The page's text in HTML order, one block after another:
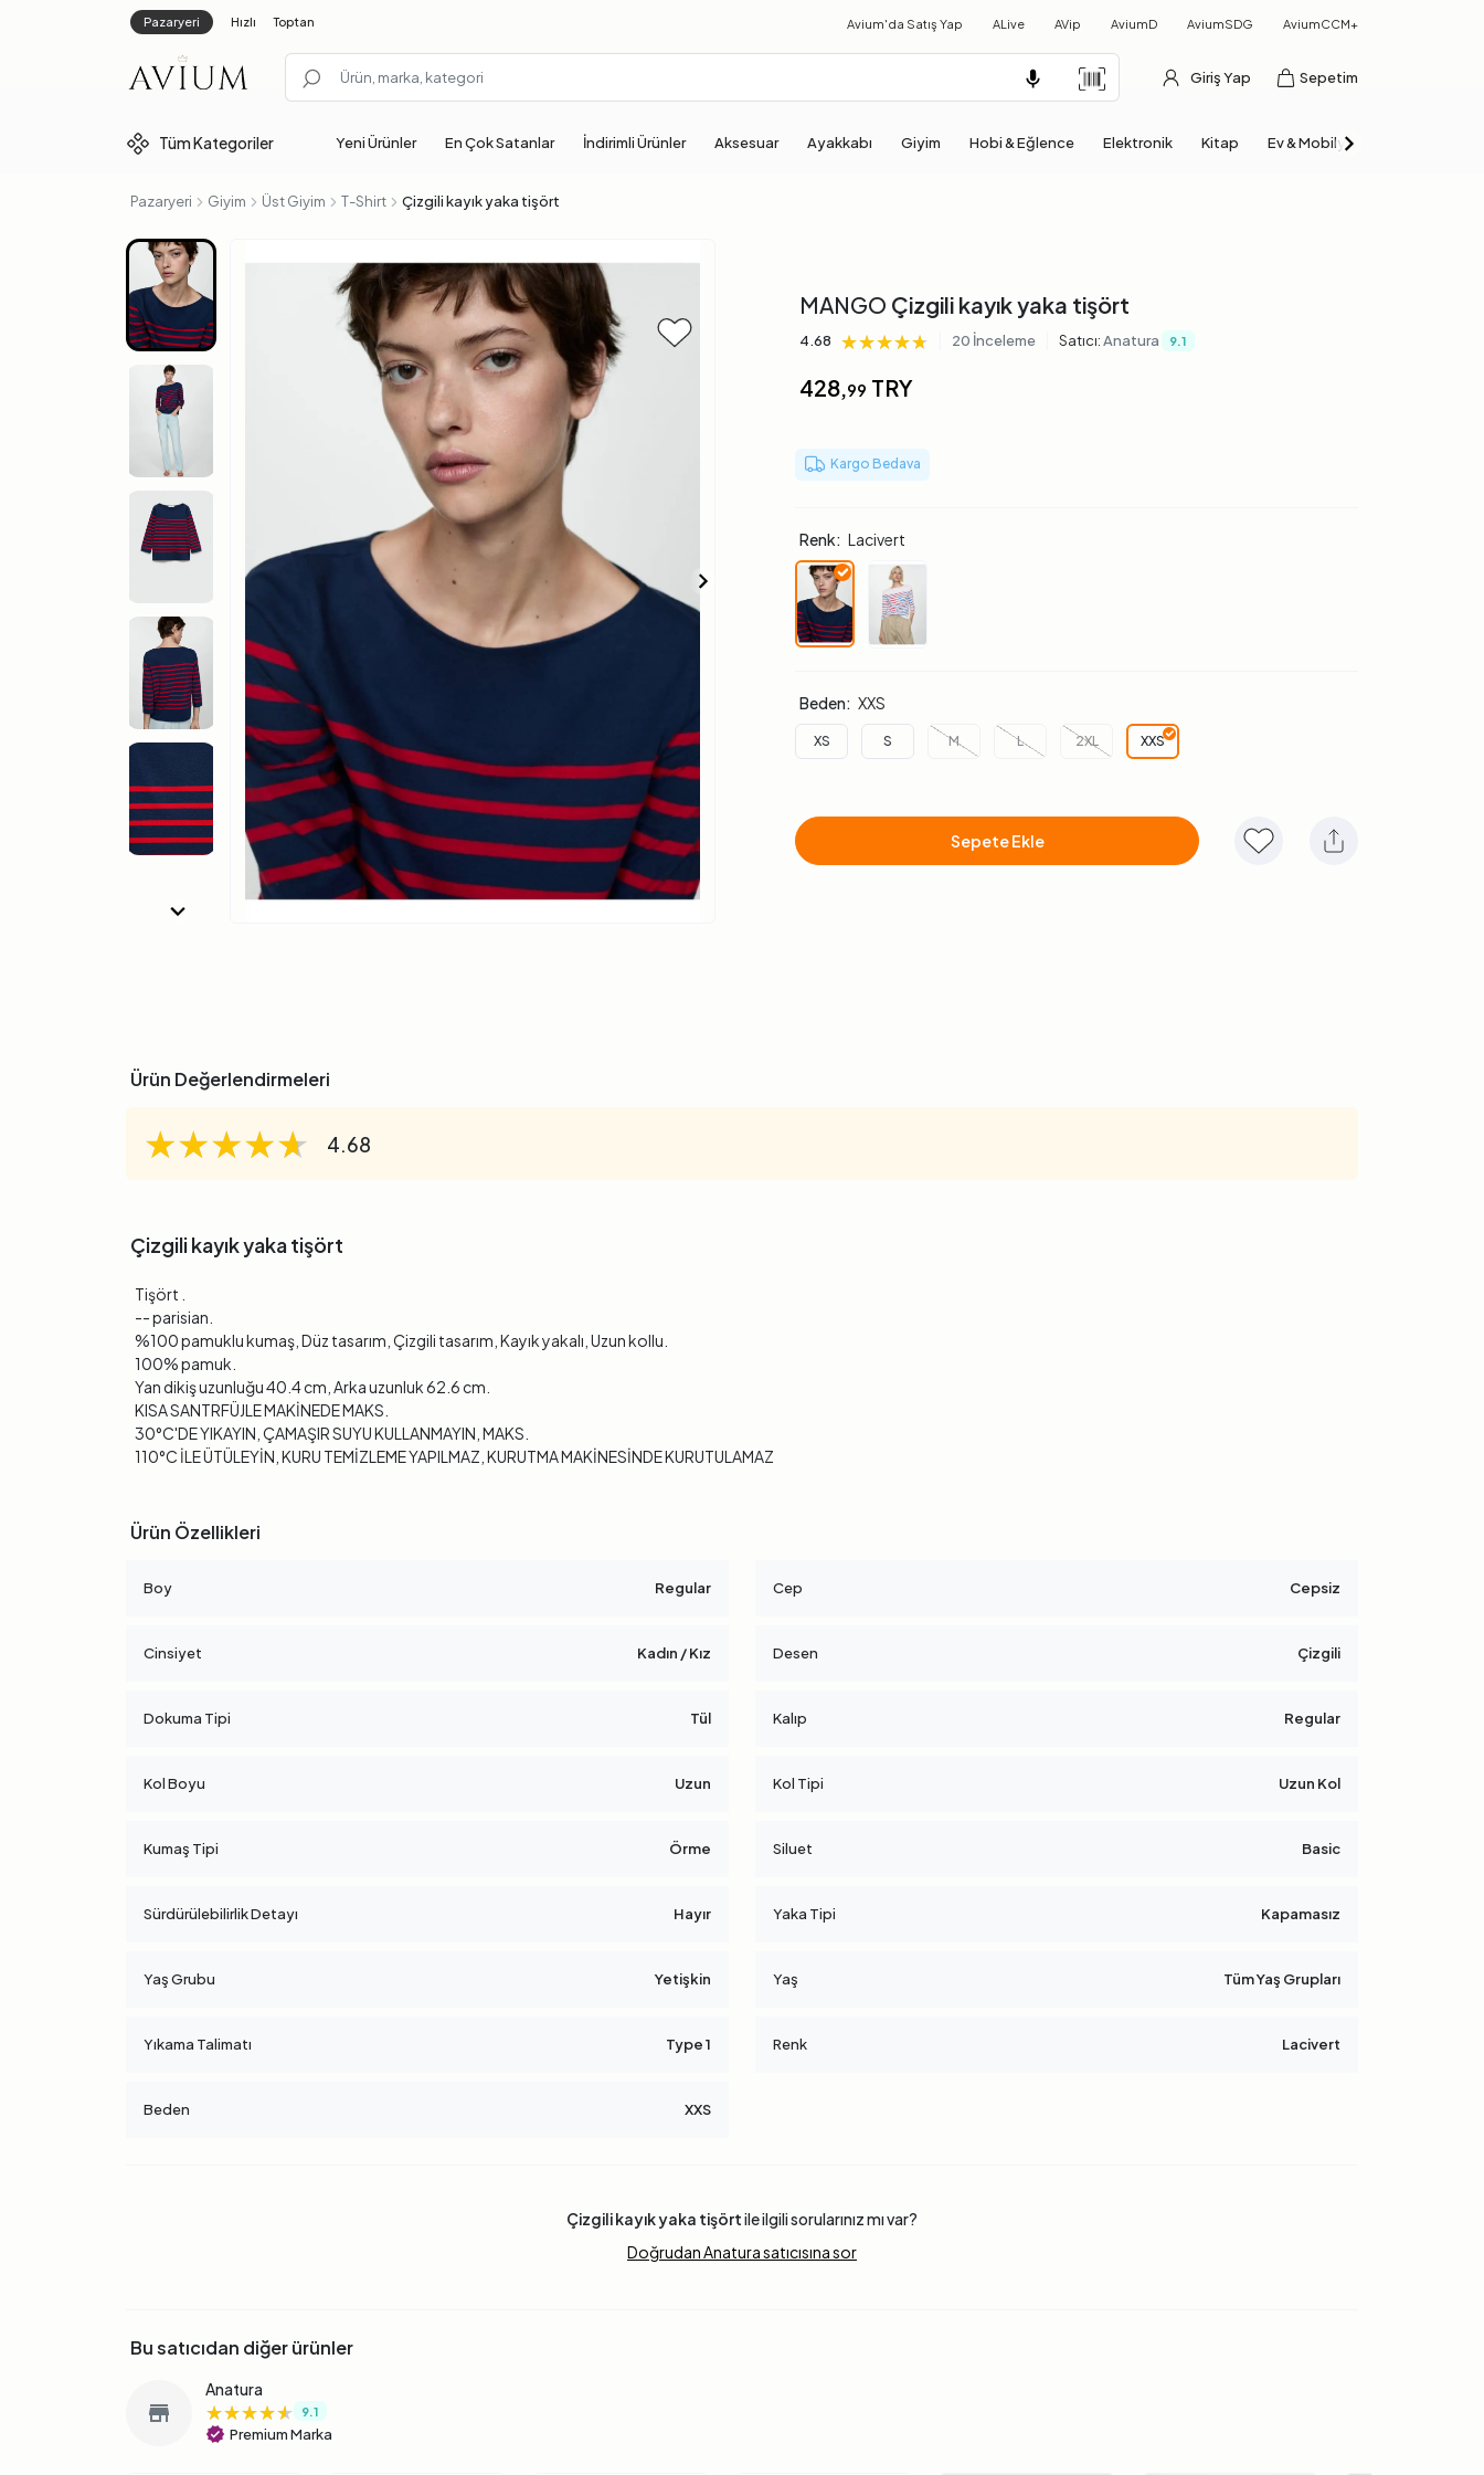
Pazaryeri Hızlı Toptan Avium'da Satış Yap ALive AVip AviumD AviumSDG AviumCCM+
Giriş Yap Sepetim
TümKategoriler Yeni Ürünler En Çok Satanlar İndirimli Ürünler Aksesuar Ayakkabı Giyim Hobi & Eğlence Elektronik Kitap Ev & Mobilya
Pazaryeri Giyim Üst Giyim T-Shirt Çizgili kayık yaka tişört
MANGO Çizgili kayık yaka tişört
4.68 ★★★★★
★★★★★
★★★★★ 20 İnceleme Satıcı:Anatura 9.1
428,99 TRY
Kargo Bedava
Renk: Lacivert
Beden: XXS
XS S M L 2XL XXS
Sepete Ekle
Ürün Değerlendirmeleri
★★★★★
★★★★★
★★★★★ 4.68
Çizgili kayık yaka tişört
Tişört .
-- parisian.
%100 pamuklu kumaş, Düz tasarım, Çizgili tasarım, Kayık yakalı, Uzun kollu.
100% pamuk.
Yan dikiş uzunluğu 40.4 cm, Arka uzunluk 62.6 cm.
KISA SANTRFÜJLE MAKİNEDE MAKS.
30°C'DE YIKAYIN, ÇAMAŞIR SUYU KULLANMAYIN, MAKS.
110°C İLE ÜTÜLEYİN, KURU TEMİZLEME YAPILMAZ, KURUTMA MAKİNESİNDE KURUTULAMAZ
Ürün Özellikleri
Boy Regular Cep Cepsiz
Cinsiyet Kadın / Kız Desen Çizgili
Dokuma Tipi Tül Kalıp Regular
Kol Boyu Uzun Kol Tipi Uzun Kol
Kumaş Tipi Örme Siluet Basic
Sürdürülebilirlik Detayı Hayır Yaka Tipi Kapamasız
Yaş Grubu Yetişkin Yaş Tüm Yaş Grupları
Yıkama Talimatı Type 1 Renk Lacivert
Beden XXS
Çizgili kayık yaka tişörtile ilgili sorularınız mı var?
Doğrudan Anatura satıcısına sor
Bu satıcıdan diğer ürünler
store
Anatura
★★★★★
★★★★★
★★★★★ 9.1
verified Premium Marka